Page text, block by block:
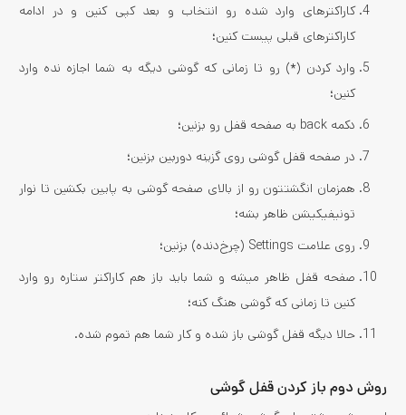
کاراکترهای وارد شده رو انتخاب و بعد کپی کنین و در ادامه
کاراکترهای قبلی پیست کنین؛
وارد کردن (*) رو تا زمانی که گوشی دیگه به شما اجازه نده وارد
کنین؛
دکمه back به صفحه قفل رو بزنین؛
در صفحه قفل گوشی روی گزینه دوربین بزنین؛
همزمان انگشتتون رو از بالای صفحه گوشی به پایین بکشین تا نوار
تونیفیکیشن ظاهر بشه؛
روی علامت Settings (چرخ‌دنده) بزنین؛
صفحه قفل ظاهر میشه و شما باید باز هم کاراکتر ستاره رو وارد
کنین تا زمانی که گوشی هنگ کنه؛
حالا دیگه قفل گوشی باز شده و کار شما هم تموم شده.
روش دوم باز کردن قفل گوشی